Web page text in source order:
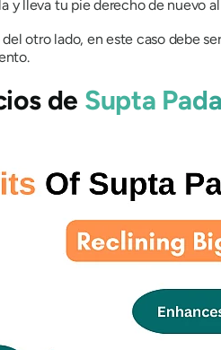
y lleva tu pie derecho de nuevo
otro lado, en este caso debe
de Supta